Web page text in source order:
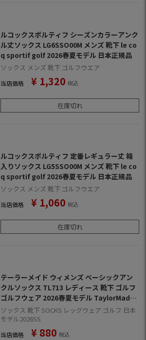
ルコックスポルティフ シーズンカラーアンク
ル丈ソックス LG6SSO00M メンズ 靴下 le co
q sportif golf 2026春夏モデル 日本正規品
ソックス メンズ 靴下 ゴルフウエア
当店価格 ¥ 1,320 税込
在庫切れ
ルコックスポルティフ 定番レギュラー丈 箱
入りソックス LG5SSO00M メンズ 靴下 le co
q sportif golf 2026春夏モデル 日本正規品
ソックス メンズ 靴下 ゴルフウエア
当店価格 ¥ 1,060 税込
在庫切れ
テーラーメイド ウィメンズ ベーシックアン
クルソックス TL713 レディース 靴下 ゴルフ
ゴルフウェア 2026春夏モデル TaylorMade
日本正規品
ソックス 靴下 SOCKS レッグウェア ゴルフ 日本
モデル2026SS
当店価格 ¥ 880 税込